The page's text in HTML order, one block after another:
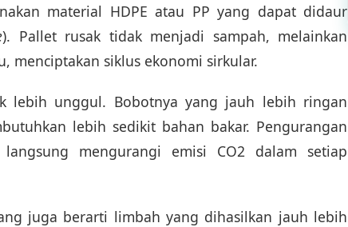
material HDPE atau PP yang dapat didaur
). Pallet rusak tidak menjadi sampah, melainkan
menciptakan siklus ekonomi sirkular.
lebih unggul. Bobotnya yang jauh lebih ringan
lebih sedikit bahan bakar. Pengurangan
mengurangi emisi CO2 dalam setiap
juga berarti limbah yang dihasilkan jauh lebih